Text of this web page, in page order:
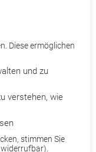
übertriebene Kontrolle
den Arbeitgeber
Hoffnung und
Diese ermöglichen
und zu
verstehen, wie
stimmen Sie